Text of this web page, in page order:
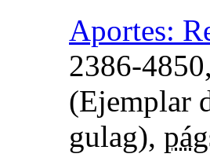
Aportes:
2386-4850,
(Ejemplar
gulag),